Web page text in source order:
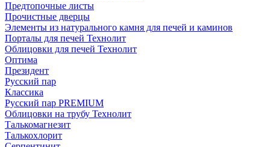
Предтопочные листы
Прочистные дверцы
Элементы из натурального камня для печей и каминов
Порталы для печей Технолит
Облицовки для печей Технолит
Оптима
Президент
Русский пар
Классика
Русский пар PREMIUM
Облицовки на трубу Технолит
Талькомагнезит
Талькохлорит